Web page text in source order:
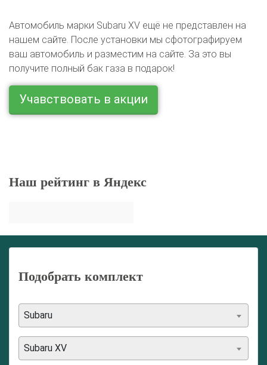
Автомобиль марки Subaru XV ещё не представлен на
нашем сайте. После установки мы сфотографируем
ваш автомобиль и разместим на сайте. За это вы
получите полный бак газа в подарок!
Учавствовать в акции
Наш рейтинг в Яндекс
Подобрать комплект
Subaru
Subaru XV